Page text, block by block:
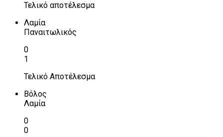
Τελικό αποτέλεσμα
Λαμία
Παναιτωλικός
0
1
Τελικό Αποτέλεσμα
Βόλος
Λαμία
0
0